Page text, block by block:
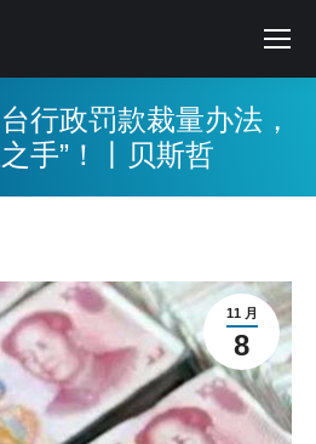
行政罚款裁量办法，
手”！丨贝斯哲
11 月
8